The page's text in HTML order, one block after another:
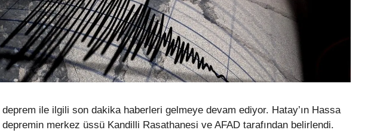
deprem ile ilgili son dakika haberleri gelmeye devam ediyor. Hatay’ın Hassa
merkez üssü Kandilli Rasathanesi ve AFAD tarafından belirlendi.